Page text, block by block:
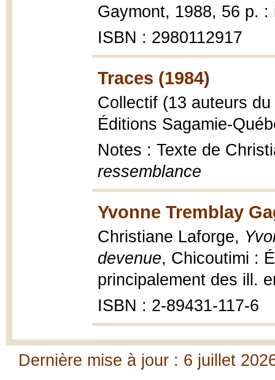
Gaymont, 1988, 56 p.
ISBN : 2980112917
Traces (1984)
Collectif (13 auteurs
Éditions Sagamie-
Notes : Texte de
ressemblance
Yvonne Tremblay
Christiane Laforge,
devenue, Chicoutimi :
principalement des ill.
ISBN : 2-89431-117-6
Dernière mise à jour : 6 juillet